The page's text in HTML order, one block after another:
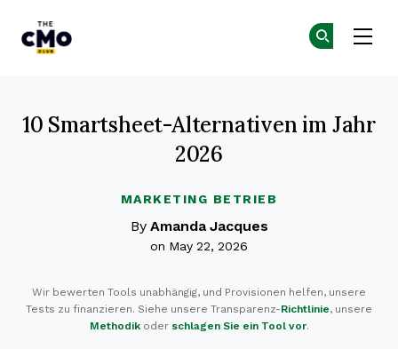
MARKETING BETRIEB
10 Smartsheet-Alternativen im Jahr
2026
By Amanda Jacques
on May 22, 2026
Wir bewerten Tools unabhängig, und Provisionen helfen, unsere
Tests zu finanzieren. Siehe unsere Transparenz-Richtlinie, unsere
Methodikoder schlagen Sie ein Tool vor.